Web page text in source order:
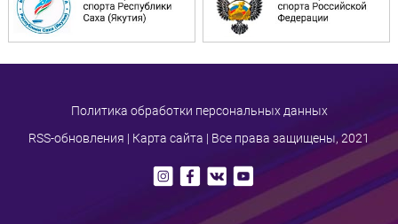
Политика обработки персональных данных
RSS-обновления | Карта сайта | Все права защищены, 2021